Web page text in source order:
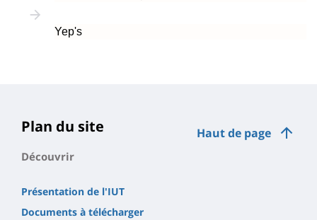
Yep's
Haut de page
Plan du site
Découvrir
Présentation de l'IUT
Documents à télécharger